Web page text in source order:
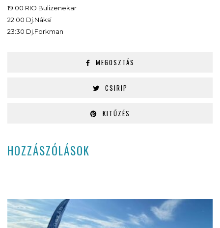
19:00 RIO Bulizenekar
22:00 Dj.Náksi
23:30 Dj.Forkman
MEGOSZTÁS
CSIRIP
KITŰZÉS
HOZZÁSZÓLÁSOK